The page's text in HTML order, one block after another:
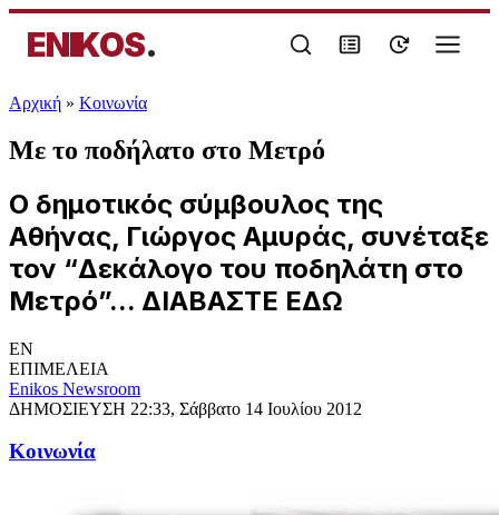
ENIKOS.
Αρχική » Κοινωνία
Με το ποδήλατο στο Μετρό
Ο δημοτικός σύμβουλος της
Αθήνας, Γιώργος Αμυράς, συνέταξε
τον “Δεκάλογο του ποδηλάτη στο
Μετρό”... ΔΙΑΒΑΣΤΕ ΕΔΩ
EN
ΕΠΙΜΕΛΕΙΑ
Enikos Newsroom
ΔΗΜΟΣΙΕΥΣΗ 22:33, Σάββατο 14 Ιουλίου 2012
Κοινωνία